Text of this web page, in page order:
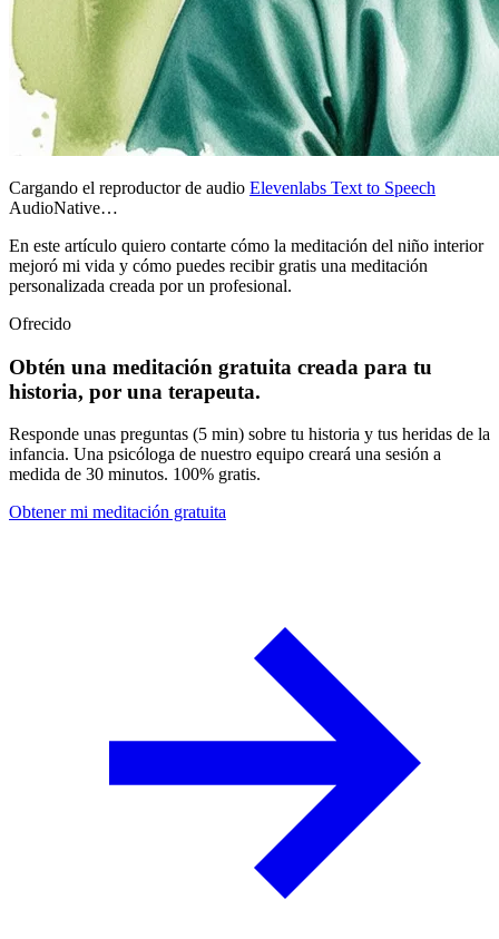
Cargando el reproductor de audio Elevenlabs Text to Speech
AudioNative…
En este artículo quiero contarte cómo la meditación del niño interior
mejoró mi vida y cómo puedes recibir gratis una meditación
personalizada creada por un profesional.
Ofrecido
Obtén una meditación gratuita creada para tu
historia, por una terapeuta.
Responde unas preguntas (5 min) sobre tu historia y tus heridas de la
infancia. Una psicóloga de nuestro equipo creará una sesión a
medida de 30 minutos. 100% gratis.
Obtener mi meditación gratuita